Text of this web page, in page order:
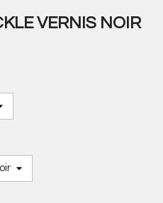
VERNIS NOIR